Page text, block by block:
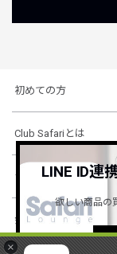
×
初めての方
Club Safariとは
ショッピングガイド
会社概要・規約
LINE ID連
欲しい商品の